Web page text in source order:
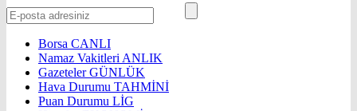
Borsa CANLI
Namaz Vakitleri ANLIK
GazetelerGÜNLÜK
Hava Durumu TAHMİNİ
Puan Durumu LİG